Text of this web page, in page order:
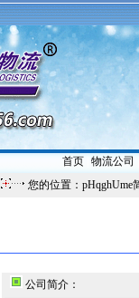
首页| 物流公司
您的位置：pHqghUme
公司简介：